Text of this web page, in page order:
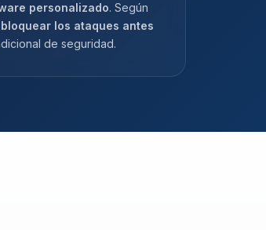
personalizado. Según
bloquear los ataques antes
de seguridad.